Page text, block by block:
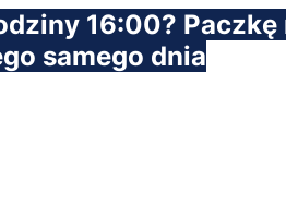
16:00? Paczkę
samego dnia